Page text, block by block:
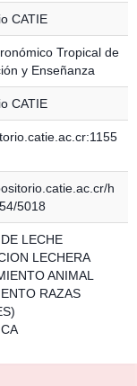
CATIE
Tropical de
y Enseñanza
CATIE
h
5018
LECHE
LECHERA
ANIMAL
RAZAS